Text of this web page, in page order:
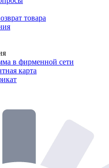
товара
в фирменной сети
карта